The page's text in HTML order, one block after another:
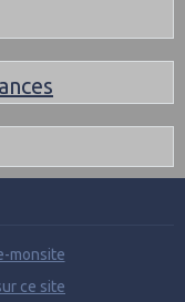
monsite
ce site